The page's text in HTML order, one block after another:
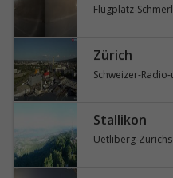
Flugplatz-
Zürich
Stallikon
Uetliberg-